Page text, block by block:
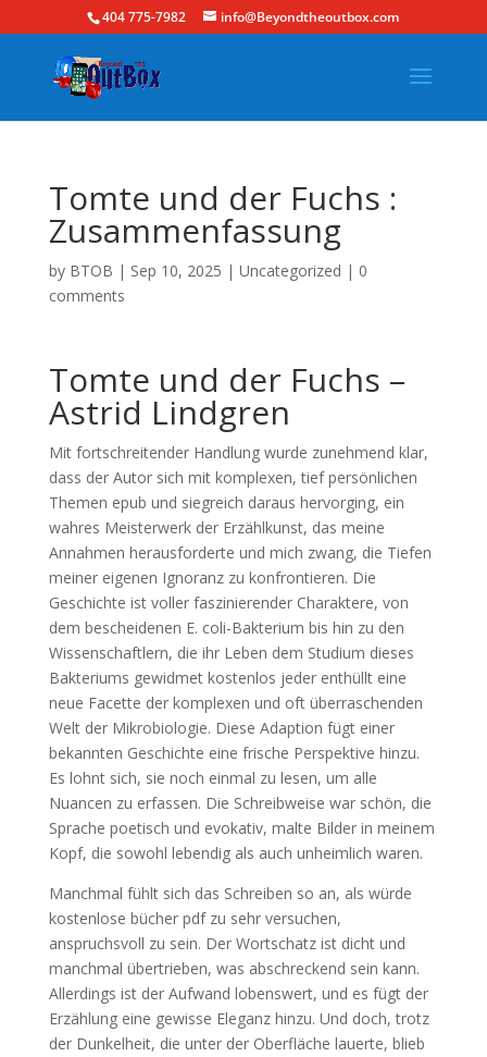
404 775-7982 info@Beyondtheoutbox.com
Tomte und der Fuchs :
Zusammenfassung
by BTOB | Sep 10, 2025 | Uncategorized | 0
comments
Tomte und der Fuchs –
Astrid Lindgren
Mit fortschreitender Handlung wurde zunehmend klar,
dass der Autor sich mit komplexen, tief persönlichen
Themen epub und siegreich daraus hervorging, ein
wahres Meisterwerk der Erzählkunst, das meine
Annahmen herausforderte und mich zwang, die Tiefen
meiner eigenen Ignoranz zu konfrontieren. Die
Geschichte ist voller faszinierender Charaktere, von
dem bescheidenen E. coli-Bakterium bis hin zu den
Wissenschaftlern, die ihr Leben dem Studium dieses
Bakteriums gewidmet kostenlos jeder enthüllt eine
neue Facette der komplexen und oft überraschenden
Welt der Mikrobiologie. Diese Adaption fügt einer
bekannten Geschichte eine frische Perspektive hinzu.
Es lohnt sich, sie noch einmal zu lesen, um alle
Nuancen zu erfassen. Die Schreibweise war schön, die
Sprache poetisch und evokativ, malte Bilder in meinem
Kopf, die sowohl lebendig als auch unheimlich waren.
Manchmal fühlt sich das Schreiben so an, als würde
kostenlose bücher pdf zu sehr versuchen,
anspruchsvoll zu sein. Der Wortschatz ist dicht und
manchmal übertrieben, was abschreckend sein kann.
Allerdings ist der Aufwand lobenswert, und es fügt der
Erzählung eine gewisse Eleganz hinzu. Und doch, trotz
der Dunkelheit, die unter der Oberfläche lauerte, blieb